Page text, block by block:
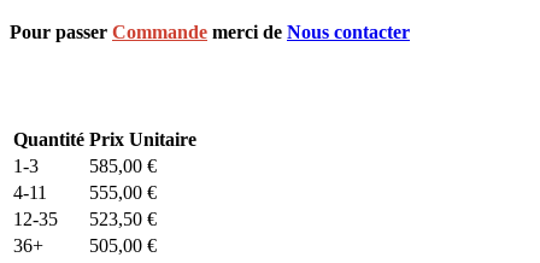
Pour passer Commande merci de Nous contacter
Quantité Prix Unitaire
1-3
585,00 €
4-11
555,00 €
12-35
523,50 €
36+
505,00 €